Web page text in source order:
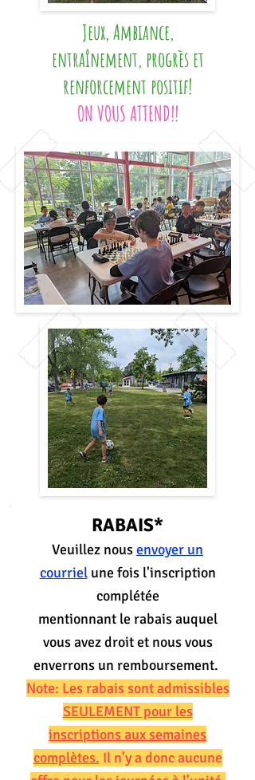
Jeux, Ambiance,
entraînement, progrès et
renforcement positif!
ON VOUS ATTEND!!
RABAIS*
Veuillez nousenvoyer un
courrielune fois l'inscription
complétée
mentionnant le rabais auquel
vous avez droit et nous vous
enverrons un remboursement.
Note: Les rabais sont admissibles
SEULEMENT pour les
inscriptions aux semaines
complètes. Il n'y a donc aucune